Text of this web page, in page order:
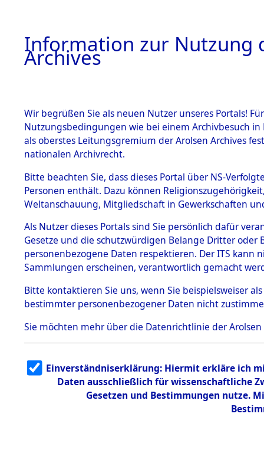
BESTÄNDE
1.
Inhaftierungsdoku
mente
1.2.9 Beim ITS
Effekten
1.2.9.1
Effekten aus
dem KZ
Dachau
1.2.9.2
Effekten aus
dem KZ
Bayerisches
1.2.9.3
Effekten aus
dem KZ
Neuengamm
0002
Einen Kommentar
Information zur Nutzung
Archives
Wir begrüßen Sie als neuen Nutzer unseres Portals!
Nutzungsbedingungen wie bei einem Archivbesuch
als oberstes Leitungsgremium der Arolsen Archives
nationalen Archivrecht.
Bitte beachten Sie, dass dieses Portal über NS-
Personen enthält. Dazu können
Weltanschauung, Mitgliedschaft in Gewerkschaften
Als Nutzer dieses Portals sind Sie persönlich dafür
Gesetze und die schutzwürdigen Belange Dritter
personenbezogene Daten respektieren. Der ITS
Sammlungen erscheinen, verantwortlich gemacht
Bitte kontaktieren Sie uns, wenn Sie beispielsweiser
bestimmter personenbezogener Daten nicht
Sie möchten mehr über die Datenrichtlinie der Arolsen
Einverständniserklärung: Hiermit erkläre ich
Daten ausschließlich für wissenschaftliche
Gesetzen und Bestimmungen nutze.